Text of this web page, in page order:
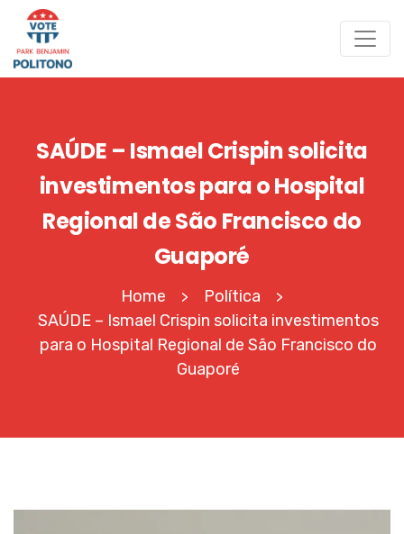
SAÚDE – Ismael Crispin solicita
investimentos para o Hospital
Regional de São Francisco do
Guaporé
Home > Política >
SAÚDE – Ismael Crispin solicita investimentos
para o Hospital Regional de São Francisco do
Guaporé